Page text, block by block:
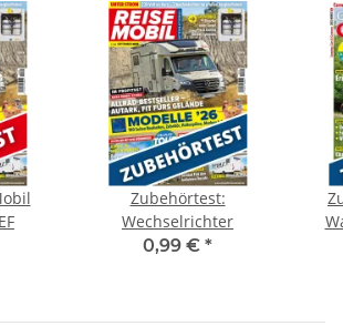
Zubehörtest:
Wechselrichter
0,99 € *